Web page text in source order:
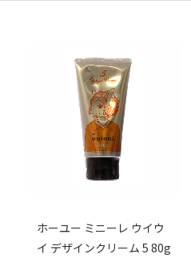
ホーユー ミニーレ ウイウ
イ デザインクリーム 5 80g